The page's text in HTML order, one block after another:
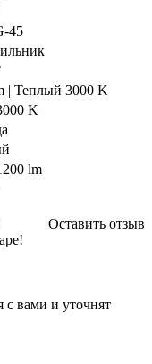
45
| Теплый 3000 K
K
lm
Оставить отзыв
с вами и уточнят